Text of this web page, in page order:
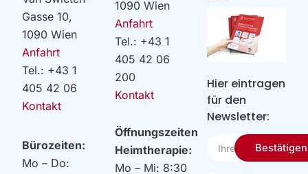
Gasse 10,
1090 Wien
Anfahrt
Tel.: +43 1
405 42 06
Kontakt
Bürozeiten:
Mo – Do:
1090 Wien
Anfahrt
Tel.: +43 1
405 42 06
200
Kontakt
Öffnungszeiten
Heimtherapie:
Mo – Mi: 8:30
Hier eintragen
für den
Newsletter:
Email
Bestätigen